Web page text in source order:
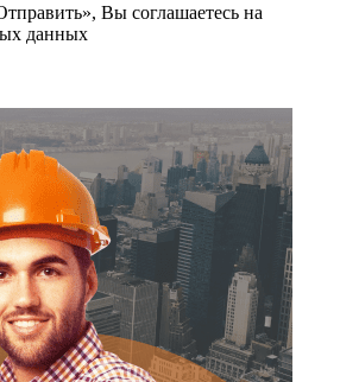
Вы соглашаетесь на
данных